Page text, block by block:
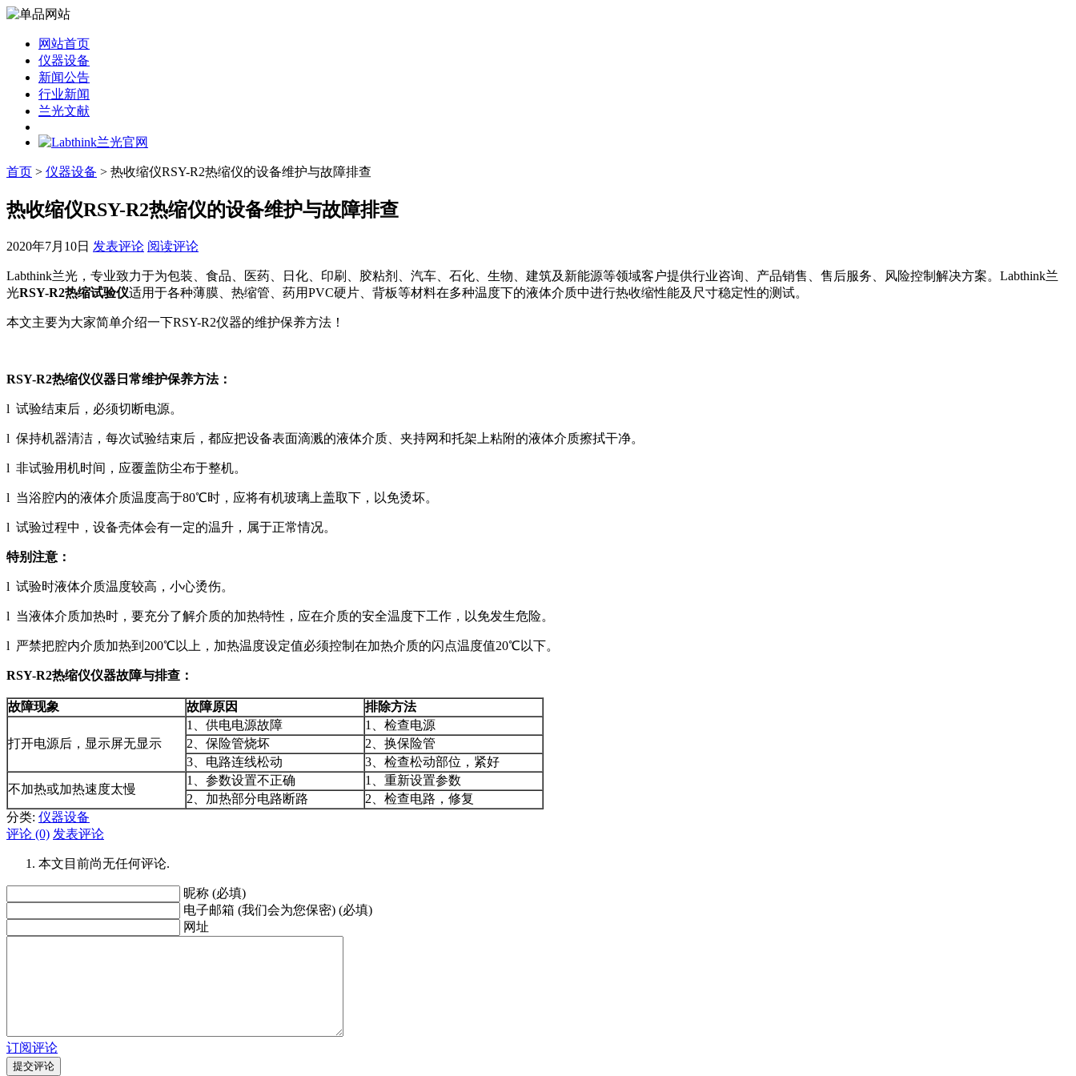
网站首页
仪器设备
新闻公告
行业新闻
兰光文献
首页 > 仪器设备 > 热收缩仪RSY-R2热缩仪的设备维护与故障排查
热收缩仪RSY-R2热缩仪的设备维护与故障排查
2020年7月10日 发表评论 阅读评论
Labthink兰光，专业致力于为包装、食品、医药、日化、印刷、胶粘剂、汽车、石化、生物、建筑及新能源等领域客户提供行业咨询、产品销售、售后服务、风险控制解决方案。Labthink兰
光RSY-R2热缩试验仪适用于各种薄膜、热缩管、药用PVC硬片、背板等材料在多种温度下的液体介质中进行热收缩性能及尺寸稳定性的测试。
本文主要为大家简单介绍一下RSY-R2仪器的维护保养方法！
RSY-R2热缩仪仪器日常维护保养方法：
l 试验结束后，必须切断电源。
l 保持机器清洁，每次试验结束后，都应把设备表面滴溅的液体介质、夹持网和托架上粘附的液体介质擦拭干净。
l 非试验用机时间，应覆盖防尘布于整机。
l 当浴腔内的液体介质温度高于80℃时，应将有机玻璃上盖取下，以免烫坏。
l 试验过程中，设备壳体会有一定的温升，属于正常情况。
特别注意：
l 试验时液体介质温度较高，小心烫伤。
l 当液体介质加热时，要充分了解介质的加热特性，应在介质的安全温度下工作，以免发生危险。
l 严禁把腔内介质加热到200℃以上，加热温度设定值必须控制在加热介质的闪点温度值20℃以下。
RSY-R2热缩仪仪器故障与排查 ：
故障现象 故障原因 排除方法
打开电源后，显示屏无显示
1、供电电源故障
1、检查电源
2、保险管烧坏
2、换保险管
3、电路连线松动
3、检查松动部位，紧好
不加热或加热速度太慢
1、参数设置不正确
1、重新设置参数
2、加热部分电路断路
2、检查电路，修复
分类: 仪器设备
评论 (0) 发表评论
本文目前尚无任何评论.
昵称 (必填)
电子邮箱 (我们会为您保密) (必填)
网址
订阅评论